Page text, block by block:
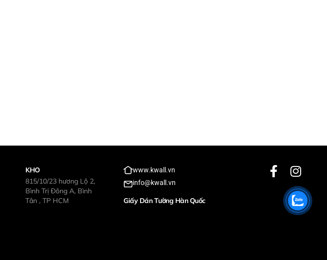
KHO
815/10/23 hương Lộ 2,
Bình Trị Đông A, Bình
Tân , TP HCM
www.kwall.vn
info@kwall.vn
Giấy Dán Tường Hàn Quốc